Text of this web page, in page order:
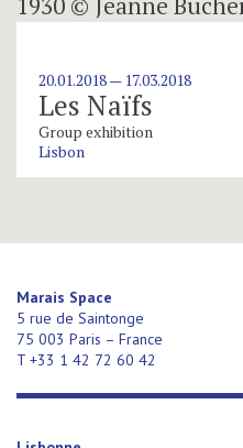
20.01.2018 — 17.03.2018
Les Naïfs
Group exhibition
Lisbon
Marais Space
5 rue de Saintonge
75 003 Paris – France
T +33 1 42 72 60 42